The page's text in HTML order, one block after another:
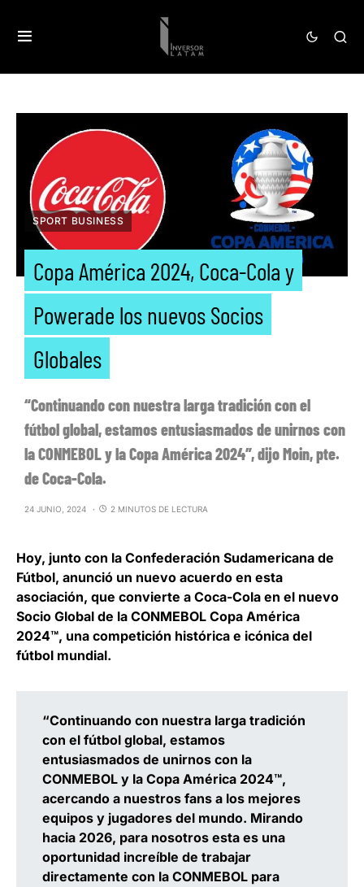
SPORT BUSINESS
Copa América 2024, Coca-Cola y
Powerade los nuevos Socios
Globales
“Continuando con nuestra larga tradición con el
fútbol global, estamos entusiasmados de unirnos con
la CONMEBOL y la Copa América 2024″, dijo Moin, pte.
de Coca-Cola.
24 JUNIO, 2024 2 MINUTOS DE LECTURA
Hoy, junto con la Confederación Sudamericana de
Fútbol, anunció un nuevo acuerdo en esta
asociación, que convierte a Coca-Cola en el nuevo
Socio Global de la CONMEBOL Copa América
2024™️, una competición histórica e icónica del
fútbol mundial.
“Continuando con nuestra larga tradición
con el fútbol global, estamos
entusiasmados de unirnos con la
CONMEBOL y la Copa América 2024™️,
acercando a nuestros fans a los mejores
equipos y jugadores del mundo. Mirando
hacia 2026, para nosotros esta es una
oportunidad increíble de trabajar
directamente con la CONMEBOL para